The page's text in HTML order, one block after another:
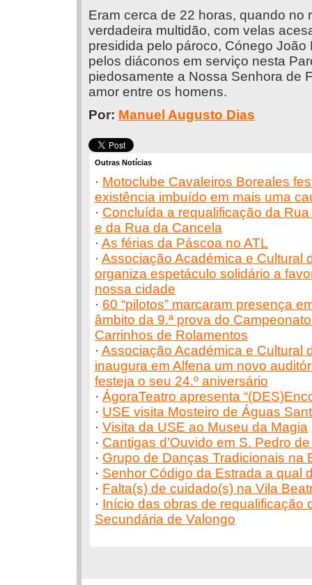
Eram cerca de 22 horas, quando no
verdadeira multidão, com velas
presidida pelo pároco, Cónego
pelos diáconos em serviço nesta
piedosamente a Nossa Senhora de
amor entre os homens.
Por: Manuel Augusto Dias
Outras Notícias
· Motoclube Cavaleiros Boreales
existência imbuído em mais uma
· Concluída a requalificação da
e da Rua da Cancela
· As férias da Páscoa no ATL
· Associação Académica e Cultural
organiza espetáculo solidário a
nossa cidade
· 60 “pilotos” marcaram presença
âmbito da 9.ª prova do
Carrinhos de Rolamentos
· Associação Académica e Cultural
inaugura em Alfena um novo
festeja o seu 24.º aniversário
· ÁgoraTeatro apresenta
· USE visita Mosteiro de Águas
· Visita da USE ao Museu da Magia
· Cantigas d’Ouvido em S. Pedro
· Grupo de Danças Tradicionais na
· Senhor Código da Estrada a qual
· Falta(s) de cuidado(s) na Vila
· Início das obras de requalificação
Secundária de Valongo